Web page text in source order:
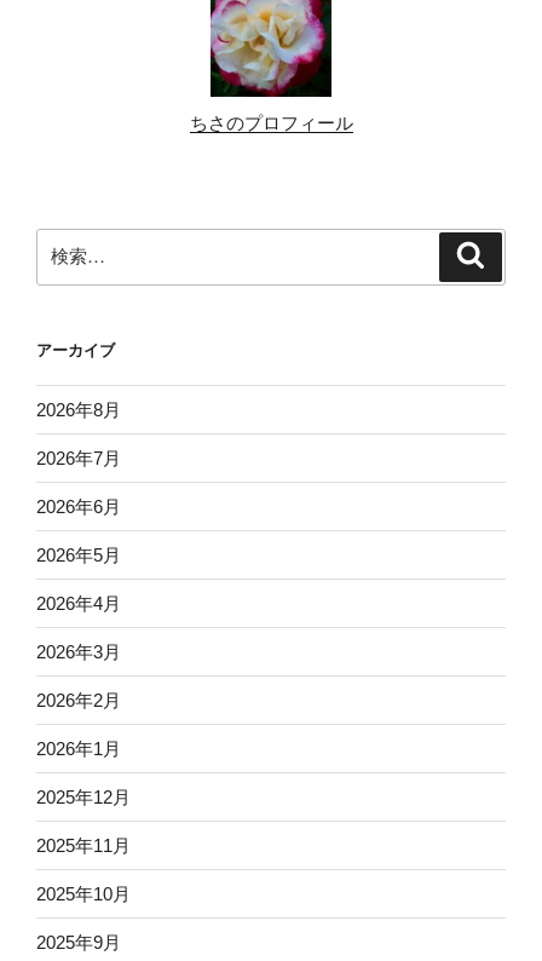
ちさのプロフィール
索:
アーカイブ
2026年8月
2026年7月
2026年6月
2026年5月
2026年4月
2026年3月
2026年2月
2026年1月
2025年12月
2025年11月
2025年10月
2025年9月